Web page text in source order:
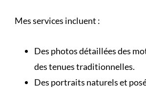
Mes services incluent :
Des photos détaillées des
des tenues traditionnelles.
Des portraits naturels et